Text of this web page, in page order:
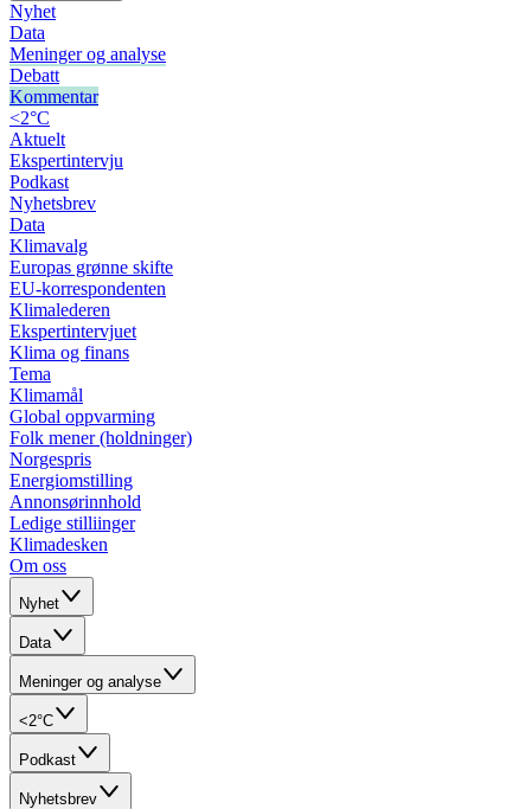
Nyhet
Data
Meninger og analyse
Debatt
Kommentar
<2°C
Aktuelt
Ekspertintervju
Podkast
Nyhetsbrev
Data
Klimavalg
Europas grønne skifte
EU-korrespondenten
Klimalederen
Ekspertintervjuet
Klima og finans
Tema
Klimamål
Global oppvarming
Folk mener (holdninger)
Norgespris
Energiomstilling
Annonsørinnhold
Ledige stilliinger
Klimadesken
Om oss
Nyhet
Data
Meninger og analyse
<2°C
Podkast
Nyhetsbrev